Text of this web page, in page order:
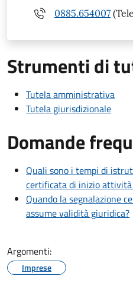
0885.654007
Strumenti di
Tutela amministrativa
Tutela giurisdizionale
Domande
Quali sono i tempi di
certificata di inizio attività
Quando la segnalazione
assume validità giuridica?
Argomenti:
Imprese